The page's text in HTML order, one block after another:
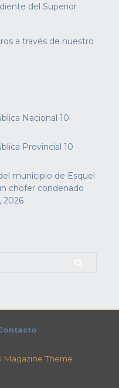
del Superior
a través de nuestro
Nacional 10
Provincial 10
municipio de Esquel
chofer condenado
2026
Magazine Theme